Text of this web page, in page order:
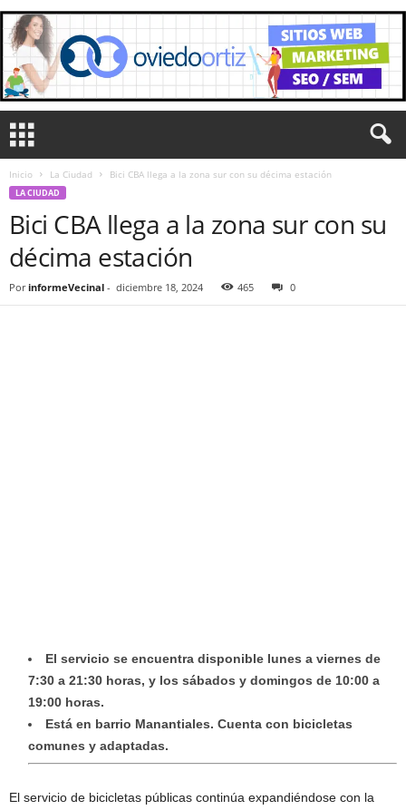
Inicio La Ciudad Bici CBA llega a la zona sur con su décima estación
LA CIUDAD
Bici CBA llega a la zona sur con su
décima estación
Por informeVecinal - diciembre 18, 2024 465 0
El servicio se encuentra disponible lunes a viernes de
7:30 a 21:30 horas, y los sábados y domingos de 10:00 a
19:00 horas.
Está en barrio Manantiales. Cuenta con bicicletas
comunes y adaptadas.
El servicio de bicicletas públicas continúa expandiéndose con la